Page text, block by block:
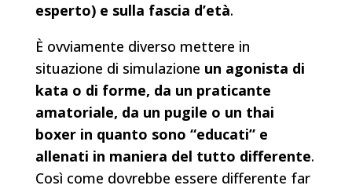
esperto) e sulla fascia d’età.
È ovviamente diverso mettere in
situazione di simulazione un agonista di
kata o di forme, da un praticante
amatoriale, da un pugile o un thai
boxer in quanto sono “educati” e
allenati in maniera del tutto differente.
Così come dovrebbe essere differente far